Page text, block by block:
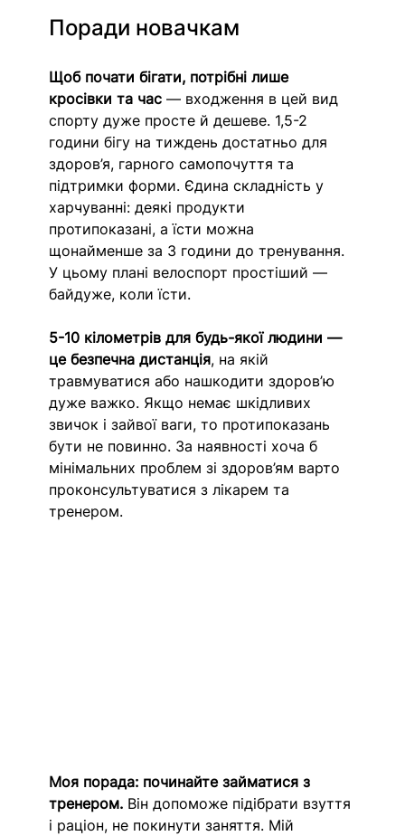
Поради новачкам
Щоб почати бігати, потрібні лише
кросівки та час — входження в цей вид
спорту дуже просте й дешеве. 1,5-2
години бігу на тиждень достатньо для
здоров’я, гарного самопочуття та
підтримки форми. Єдина складність у
харчуванні: деякі продукти
протипоказані, а їсти можна
щонайменше за 3 години до тренування.
У цьому плані велоспорт простіший —
байдуже, коли їсти.
5-10 кілометрів для будь-якої людини —
це безпечна дистанція, на якій
травмуватися або нашкодити здоров’ю
дуже важко. Якщо немає шкідливих
звичок і зайвої ваги, то протипоказань
бути не повинно. За наявності хоча б
мінімальних проблем зі здоров’ям варто
проконсультуватися з лікарем та
тренером.
Моя порада: починайте займатися з
тренером. Він допоможе підібрати взуття
і раціон, не покинути заняття. Мій